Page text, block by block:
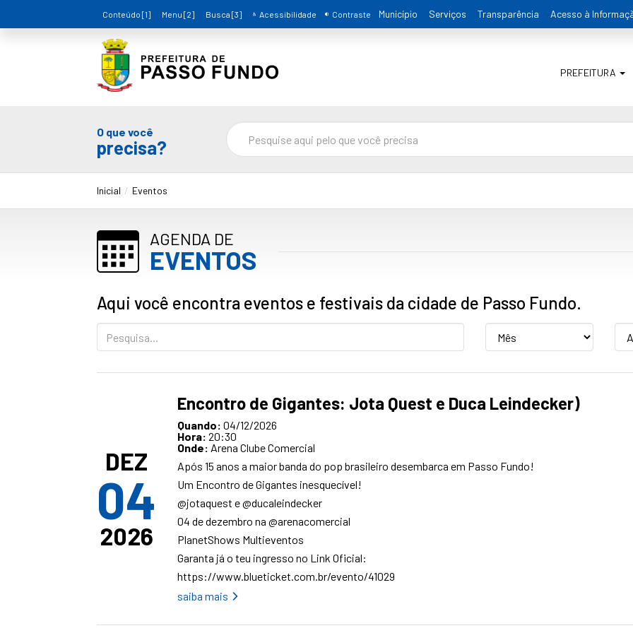
Conteúdo [1] Menu [2] Busca [3] Acessibilidade Contraste Município Serviços Transparência Acesso à
PREFEITURA
O que você
precisa?
Inicial Eventos
AGENDA DE
EVENTOS
Aqui você encontra eventos e festivais da cidade de Passo Fundo.
DEZ
04
2026
Encontro de Gigantes: Jota Quest e Duca Leindecker)
Quando: 04/12/2026
Hora: 20:30
Onde: Arena Clube Comercial
Após 15 anos a maior banda do pop brasileiro desembarca em Passo Fundo!
Um Encontro de Gigantes inesquecível!
@jotaquest e @ducaleindecker
04 de dezembro na @arenacomercial
PlanetShows Multieventos
Garanta já o teu ingresso no Link Oficial:
https://www.blueticket.com.br/evento/41029
saiba mais